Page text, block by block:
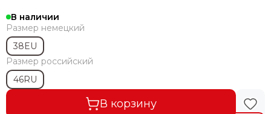
В наличии
Размер немецкий
38EU
Размер российский
46RU
В корзину